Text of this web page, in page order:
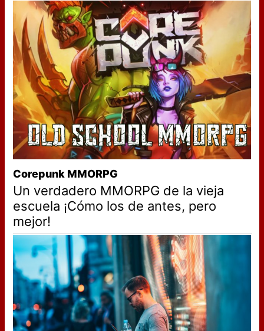
Corepunk MMORPG
Un verdadero MMORPG de la vieja
escuela ¡Cómo los de antes, pero
mejor!